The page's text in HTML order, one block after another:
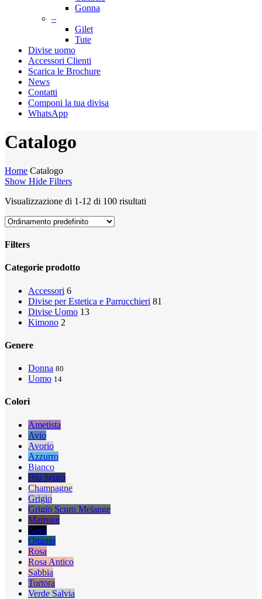
Gonna
–
Gilet
Tute
Divise uomo
Accessori Clienti
Scarica le Brochure
News
Contatti
Componi la tua divisa
WhatsApp
Catalogo
Home Catalogo
Show Hide Filters
Visualizzazione di 1-12 di 100 risultati
Filters
Close
Categorie prodotto
Accessori 6
Divise per Estetica e Parrucchieri 81
Divise Uomo 13
Kimono 2
Genere
Donna 80
Uomo 14
Colori
Ametista
Avio
Avorio
Azzurro
Bianco
Blu Scuro
Champagne
Grigio
Grigio Scuro Melange
Marrone
Nero
Ottanio
Rosa
Rosa Antico
Sabbia
Tortora
Verde Salvia